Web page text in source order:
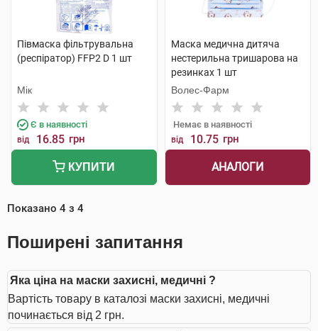
Півмаска фільтрувальна
(респіратор) FFP2 D 1 шт
Мік
Є в наявності
від 16.85 грн
КУПИТИ
Маска медична дитяча
нестерильна тришарова на
резинках 1 шт
Волес-Фарм
Немає в наявності
від 10.75 грн
АНАЛОГИ
Показано 4 з 4
Поширені запитання
Яка ціна на маски захисні, медичні ?
Вартість товару в каталозі маски захисні, медичні
починається від 2 грн.